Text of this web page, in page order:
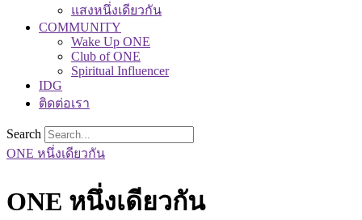
แสงหนึ่งเดียวกัน
COMMUNITY
Wake Up ONE
Club of ONE
Spiritual Influencer
IDG
ติดต่อเรา
Search
ONE หนึ่งเดียวกัน
ONE หนึ่งเดียวกัน